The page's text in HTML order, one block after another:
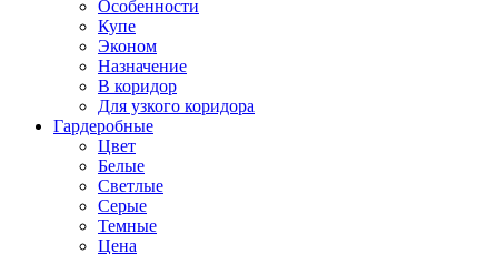
Особенности
Купе
Эконом
Назначение
В коридор
Для узкого коридора
Гардеробные
Цвет
Белые
Светлые
Серые
Темные
Цена